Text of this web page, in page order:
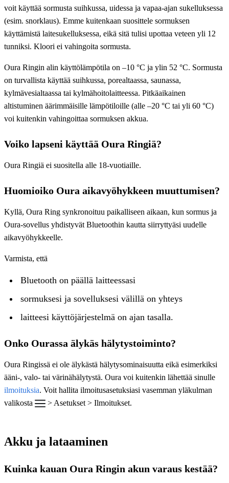
voit käyttää sormusta suihkussa, uidessa ja vapaa-ajan sukelluksessa
(esim. snorklaus). Emme kuitenkaan suosittele sormuksen
käyttämistä laitesukelluksessa, eikä sitä tulisi upottaa veteen yli 12
tunniksi. Kloori ei vahingoita sormusta.
Oura Ringin alin käyttölämpötila on –10 °C ja ylin 52 °C. Sormusta
on turvallista käyttää suihkussa, porealtaassa, saunassa,
kylmävesialtaassa tai kylmähoitolaitteessa. Pitkäaikainen
altistuminen äärimmäisille lämpötiloille (alle –20 °C tai yli 60 °C)
voi kuitenkin vahingoittaa sormuksen akkua.
Voiko lapseni käyttää Oura Ringiä?
Oura Ringiä ei suositella alle 18-vuotiaille.
Huomioiko Oura aikavyöhykkeen muuttumisen?
Kyllä, Oura Ring synkronoituu paikalliseen aikaan, kun sormus ja
Oura-sovellus yhdistyvät Bluetoothin kautta siirryttyäsi uudelle
aikavyöhykkeelle.
Varmista, että
Bluetooth on päällä laitteessasi
sormuksesi ja sovelluksesi välillä on yhteys
laitteesi käyttöjärjestelmä on ajan tasalla.
Onko Ourassa älykäs hälytystoiminto?
Oura Ringissä ei ole älykästä hälytysominaisuutta eikä esimerkiksi
ääni-, valo- tai värinähälytystä. Oura voi kuitenkin lähettää sinulle
ilmoituksia. Voit hallita ilmoitusasetuksiasi vasemman yläkulman
valikosta
> Asetukset > Ilmoitukset.
Akku ja lataaminen
Kuinka kauan Oura Ringin akun varaus kestää?